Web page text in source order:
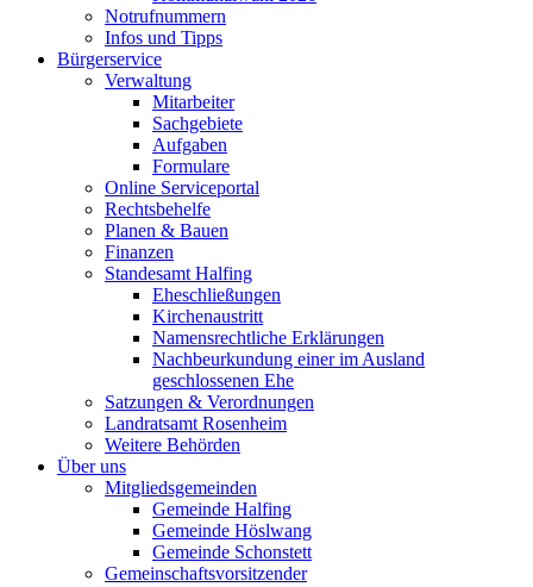
Notrufnummern
Infos und Tipps
Bürgerservice
Verwaltung
Mitarbeiter
Sachgebiete
Aufgaben
Formulare
Online Serviceportal
Rechtsbehelfe
Planen & Bauen
Finanzen
Standesamt Halfing
Eheschließungen
Kirchenaustritt
Namensrechtliche Erklärungen
Nachbeurkundung einer im Ausland
geschlossenen Ehe
Satzungen & Verordnungen
Landratsamt Rosenheim
Weitere Behörden
Über uns
Mitgliedsgemeinden
Gemeinde Halfing
Gemeinde Höslwang
Gemeinde Schonstett
Gemeinschaftsvorsitzender